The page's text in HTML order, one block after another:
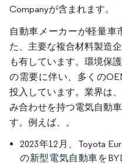
Companyが含まれます。
自動車メーカーが軽量車
た、主要な複合材料製造
も有しています。環境保
の需要に伴い、多くの
投入しています。業界は
み合わせを持つ電気自動
す。例えば、。
2023年12月、Toyota
の新型電気自動車を